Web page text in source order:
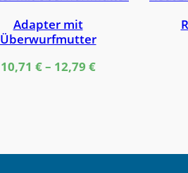
Adapter mit
Überwurfmutter
10,71 €– 12,79 €